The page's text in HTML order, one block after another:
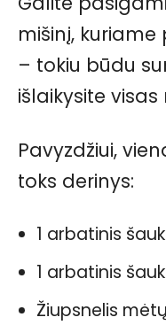
mišinį,
– tokiu būdu
išlaikysite
Pavyzdžiui,
toks derinys:
1 arbatinis
1 arbatinis
Žiupsnelis